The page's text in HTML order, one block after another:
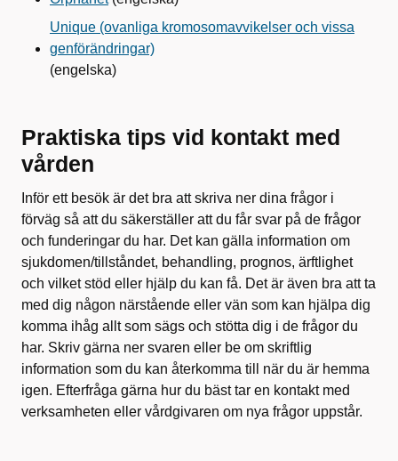
Unique (ovanliga kromosomavvikelser och vissa
genförändringar)
(engelska)
Praktiska tips vid kontakt med
vården
Inför ett besök är det bra att skriva ner dina frågor i
förväg så att du säkerställer att du får svar på de frågor
och funderingar du har. Det kan gälla information om
sjukdomen/tillståndet, behandling, prognos, ärftlighet
och vilket stöd eller hjälp du kan få. Det är även bra att ta
med dig någon närstående eller vän som kan hjälpa dig
komma ihåg allt som sägs och stötta dig i de frågor du
har. Skriv gärna ner svaren eller be om skriftlig
information som du kan återkomma till när du är hemma
igen. Efterfråga gärna hur du bäst tar en kontakt med
verksamheten eller vårdgivaren om nya frågor uppstår.